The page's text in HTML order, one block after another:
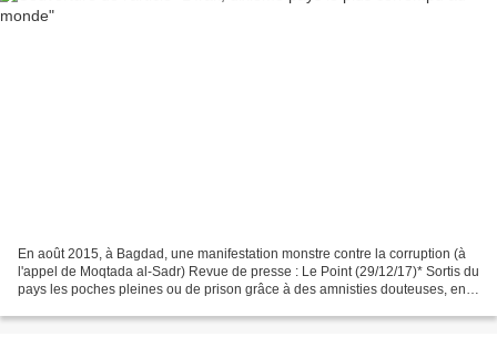
En août 2015, à Bagdad, une manifestation monstre contre la corruption (à
l'appel de Moqtada al-Sadr) Revue de presse : Le Point (29/12/17)* Sortis du
pays les poches pleines ou de prison grâce à des amnisties douteuses, en